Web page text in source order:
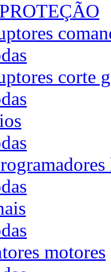
corte
motores